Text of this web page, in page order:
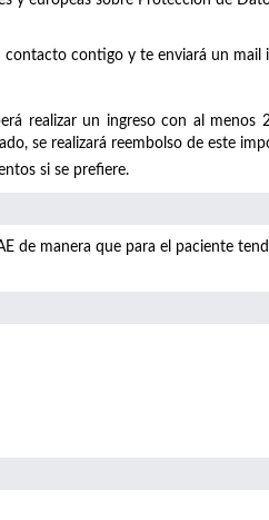
contacto contigo y te enviará un mail
realizar un ingreso con al menos
se realizará reembolso de este
si se prefiere.
de manera que para el paciente